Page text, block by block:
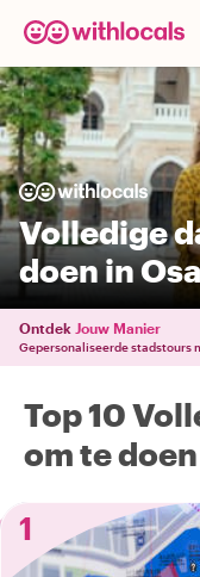
Volledige
doen in
Ontdek Jouw Manier
Gepersonaliseerde stadstours
Top 10
om te
1